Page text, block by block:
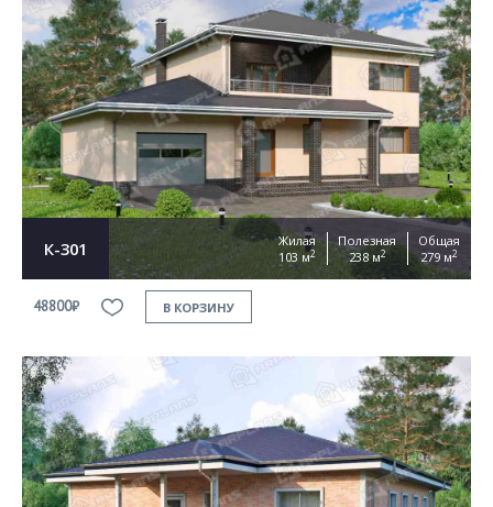
К-301
Жилая
103 м2
Полезная
238 м2
Общая
279 м2
48800₽ В КОРЗИНУ